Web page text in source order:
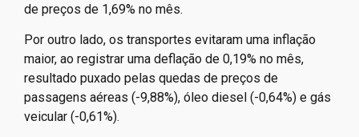
de preços de 1,69% no mês.
Por outro lado, os transportes evitaram uma inflação
maior, ao registrar uma deflação de 0,19% no mês,
resultado puxado pelas quedas de preços de
passagens aéreas (-9,88%), óleo diesel (-0,64%) e gás
veicular (-0,61%).